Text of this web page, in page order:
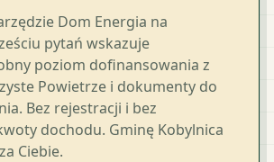
Dom Energia na
pytań wskazuje
poziom dofinansowania z
Powietrze i dokumenty do
Bez rejestracji i bez
dochodu. Gminę Kobylnica
Ciebie.